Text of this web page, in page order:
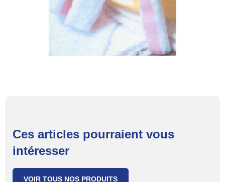
Ces articles pourraient vous
intéresser
VOIR TOUS NOS PRODUITS